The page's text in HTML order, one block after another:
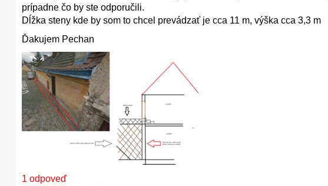
prípadne čo by ste odporučili.
Dĺžka steny kde by som to chcel prevádzať je cca 11 m, výška cca 3,3 m
Ďakujem Pechan
1 odpoveď